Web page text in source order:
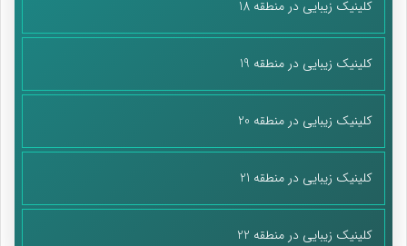
کلینیک زیبایی در منطقه 18
کلینیک زیبایی در منطقه 19
کلینیک زیبایی در منطقه 20
کلینیک زیبایی در منطقه 21
کلینیک زیبایی در منطقه 22